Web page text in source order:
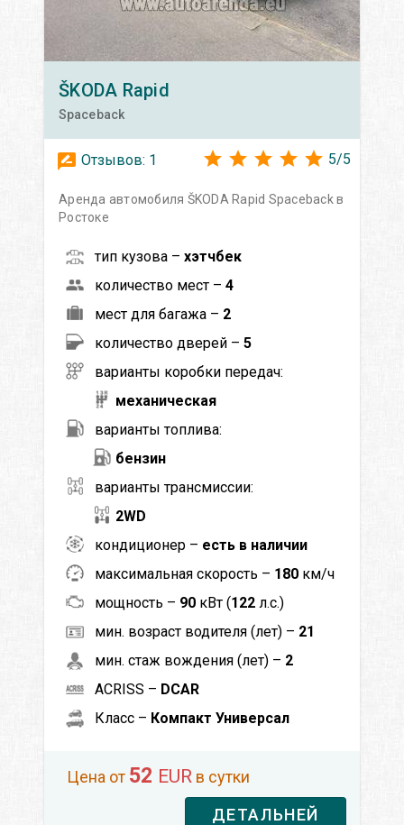
ŠKODA Rapid
Spaceback
Отзывов: 1 5/5
Аренда автомобиля ŠKODA Rapid Spaceback в
Ростоке
тип кузова – хэтчбек
количество мест – 4
мест для багажа – 2
количество дверей – 5
варианты коробки передач:
механическая
варианты топлива:
бензин
варианты трансмиссии:
2WD
кондиционер – есть в наличии
максимальная скорость – 180 км/ч
мощность – 90 кВт (122 л.с.)
мин. возраст водителя (лет) – 21
мин. стаж вождения (лет) – 2
ACRISS – DCAR
Класс – Компакт Универсал
Цена от 52 EUR в сутки
ДЕТАЛЬНЕЙ